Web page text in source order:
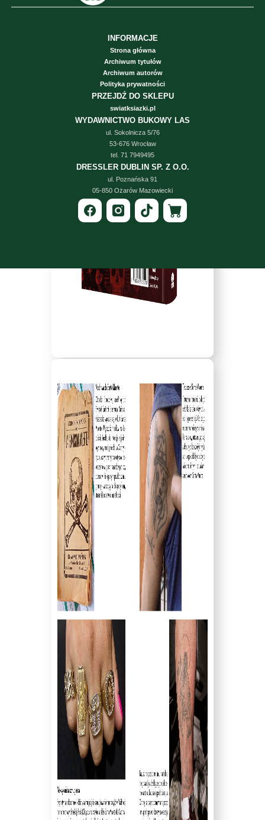
INFORMACJE
Strona główna
Archiwum tytułów
Archiwum autorów
Polityka prywatności
WYDAWNICTWO BUKOWY LAS
ul. Sokolnicza 5/76
53-676 Wrocław
tel. 71 7949495
DRESSLER DUBLIN SP. Z O.O.
ul. Poznańska 91
05-850 Ożarów Mazowiecki
PRZEJDŹ DO SKLEPU
swiatksiazki.pl